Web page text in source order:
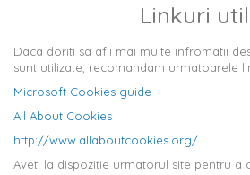
Linkuri
Daca doriti sa afli mai multe infromatii
sunt utilizate, recomandam urmatoarele
Microsoft Cookies guide
All About Cookies
http://www.allaboutcookies.org/
Aveti la dispozitie urmatorul site pentru a